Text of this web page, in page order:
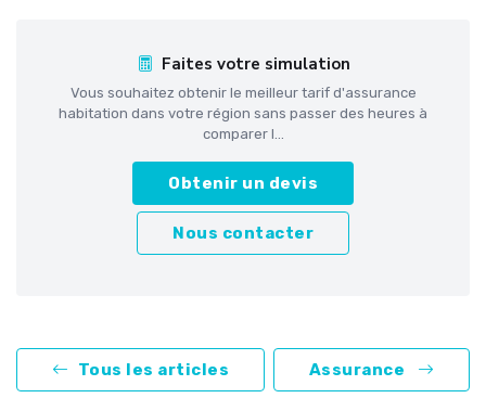
Faites votre simulation
Vous souhaitez obtenir le meilleur tarif d'assurance
habitation dans votre région sans passer des heures à
comparer l...
Obtenir un devis
Nous contacter
Tous les articles Assurance